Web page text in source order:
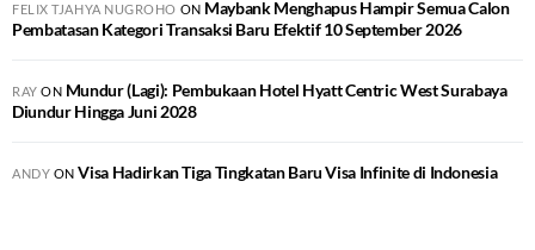
FELIX TJAHYA NUGROHO ON Maybank Menghapus Hampir Semua Calon
Pembatasan Kategori Transaksi Baru Efektif 10 September 2026
RAY ON Mundur (Lagi): Pembukaan Hotel Hyatt Centric West Surabaya
Diundur Hingga Juni 2028
ANDY ONVisa Hadirkan Tiga Tingkatan Baru Visa Infinite di Indonesia